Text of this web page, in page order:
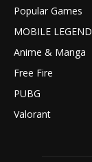
Popular Games
MOBILE LEGEND
Anime & Manga
Free Fire
PUBG
Valorant